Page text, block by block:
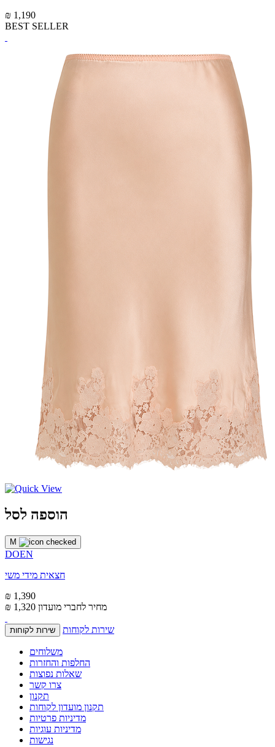
₪ 1,190
BEST SELLER
הוספה לסל
M
DOEN
חצאית מידי משי
₪ 1,390
₪ 1,320 מחיר לחברי מועדון
שירות לקוחות שירות לקוחות
משלוחים
החלפות והחזרות
שאלות נפוצות
צרו קשר
תקנון
תקנון מועדון לקוחות
מדיניות פרטיות
מדיניות עוגיות
נגישות